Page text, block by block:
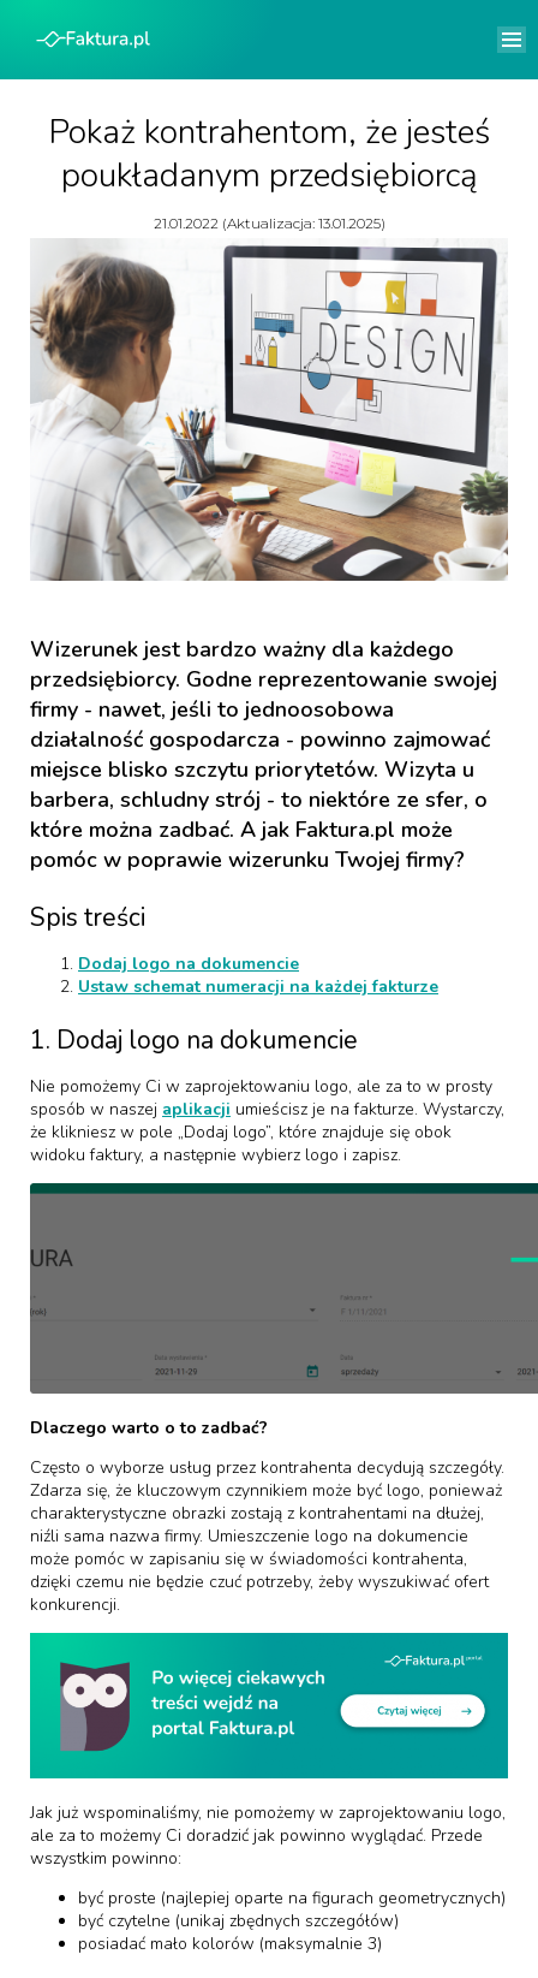
Pokaż kontrahentom, że jesteś
poukładanym przedsiębiorcą
21.01.2022 (Aktualizacja: 13.01.2025)
Wizerunek jest bardzo ważny dla każdego
przedsiębiorcy. Godne reprezentowanie swojej
firmy - nawet, jeśli to jednoosobowa
działalność gospodarcza - powinno zajmować
miejsce blisko szczytu priorytetów. Wizyta u
barbera, schludny strój - to niektóre ze sfer, o
które można zadbać. A jak Faktura.pl może
pomóc w poprawie wizerunku Twojej firmy?
Spis treści
Dodaj logo na dokumencie
Ustaw schemat numeracji na każdej fakturze
1. Dodaj logo na dokumencie
Nie pomożemy Ci w zaprojektowaniu logo, ale za to w prosty
sposób w naszej aplikacji umieścisz je na fakturze. Wystarczy,
że klikniesz w pole „Dodaj logo”, które znajduje się obok
widoku faktury, a następnie wybierz logo i zapisz.
Dlaczego warto o to zadbać?
Często o wyborze usług przez kontrahenta decydują szczegóły.
Zdarza się, że kluczowym czynnikiem może być logo, ponieważ
charakterystyczne obrazki zostają z kontrahentami na dłużej,
niźli sama nazwa firmy. Umieszczenie logo na dokumencie
może pomóc w zapisaniu się w świadomości kontrahenta,
dzięki czemu nie będzie czuć potrzeby, żeby wyszukiwać ofert
konkurencji.
Jak już wspominaliśmy, nie pomożemy w zaprojektowaniu logo,
ale za to możemy Ci doradzić jak powinno wyglądać. Przede
wszystkim powinno:
być proste (najlepiej oparte na figurach geometrycznych)
być czytelne (unikaj zbędnych szczegółów)
posiadać mało kolorów (maksymalnie 3)